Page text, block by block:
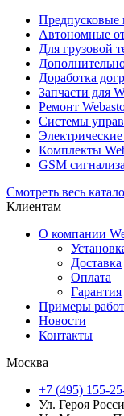
Предпусковые
Автономные
Для грузовой
Доработка
Запчасти для
Ремонт
Системы
Комплекты
GSM
Смотреть весь
Клиентам
О компании
Доставка
Оплата
Гарантия
Примеры работ
Новости
Контакты
Москва
+7 (495) 155-
Ул. Героя